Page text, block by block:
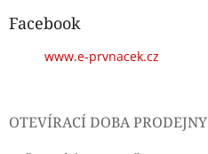
Facebook
www.e-prvnacek.cz
OTEVÍRACÍ DOBA PRODEJNY